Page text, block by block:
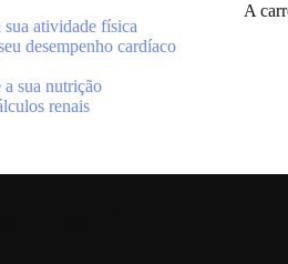
A
sua atividade física
desempenho cardíaco
sua nutrição
renais